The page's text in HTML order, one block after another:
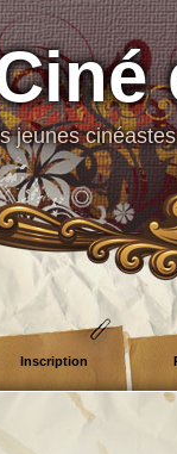
jeunes
Inscription